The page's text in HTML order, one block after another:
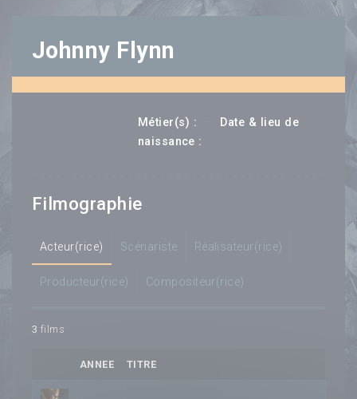
Johnny Flynn
Métier(s) :
Date & lieu de
naissance :
Filmographie
Acteur(rice) Scénariste Réalisateur(rice)
Producteur(rice) Compositeur(rice)
3 films
ANNEE TITRE